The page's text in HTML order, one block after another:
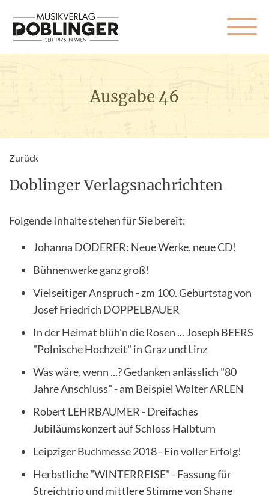
Ausgabe 46
Zurück
Doblinger Verlagsnachrichten
Folgende Inhalte stehen für Sie bereit:
Johanna DODERER: Neue Werke, neue CD!
Bühnenwerke ganz groß!
Vielseitiger Anspruch - zm 100. Geburtstag von
Josef Friedrich DOPPELBAUER
In der Heimat blüh'n die Rosen ... Joseph BEERS
"Polnische Hochzeit" in Graz und Linz
Was wäre, wenn ...? Gedanken anlässlich "80
Jahre Anschluss" - am Beispiel Walter ARLEN
Robert LEHRBAUMER - Dreifaches
Jubiläumskonzert auf Schloss Halbturn
Leipziger Buchmesse 2018 - Ein voller Erfolg!
Herbstliche "WINTERREISE" - Fassung für
Streichtrio und mittlere Stimme von Shane